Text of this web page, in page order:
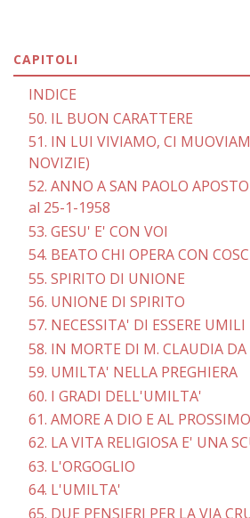
CAPITOLI
INDICE
50. IL BUON CARATTERE
51. IN LUI VIVIAMO, CI
NOVIZIE)
52. ANNO A SAN PAOLO
al 25-1-1958
53. GESU' E' CON VOI
54. BEATO CHI OPERA CON
55. SPIRITO DI UNIONE
56. UNIONE DI SPIRITO
57. NECESSITA' DI ESSERE UMILI
58. IN MORTE DI M. CLAUDIA DA
59. UMILTA' NELLA PREGHIERA
60. I GRADI DELL'UMILTA'
61. AMORE A DIO E AL PROSSIMO
62. LA VITA RELIGIOSA E' UNA
63. L'ORGOGLIO
64. L'UMILTA'
65. DUE PENSIERI PER LA VIA